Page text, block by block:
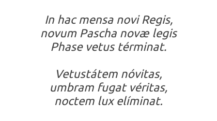
In hac mensa novi Regis,
novum Pascha novæ legis
Phase vetus términat.
Vetustátem nóvitas,
umbram fugat véritas,
noctem lux elíminat.